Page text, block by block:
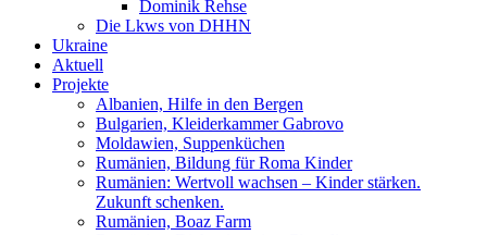
Dominik Rehse
Die Lkws von DHHN
Ukraine
Aktuell
Projekte
Albanien, Hilfe in den Bergen
Bulgarien, Kleiderkammer Gabrovo
Moldawien, Suppenküchen
Rumänien, Bildung für Roma Kinder
Rumänien: Wertvoll wachsen – Kinder stärken.
Zukunft schenken.
Rumänien, Boaz Farm